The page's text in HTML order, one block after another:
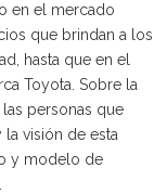
en el mercado
que brindan a los
hasta que en el
Toyota. Sobre la
personas que
visión de esta
y modelo de